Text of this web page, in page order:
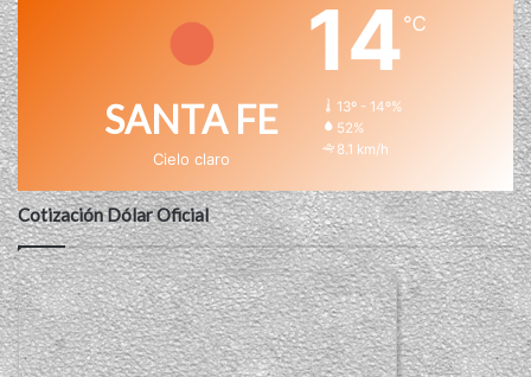
SANTA FE
Cielo claro
14℃
13º - 14º%
52%
8.1 km/h
Cotización Dólar Oficial